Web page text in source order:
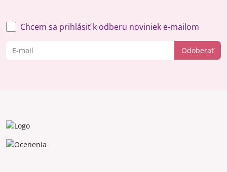
Odoberať
Chcem sa prihlásiť k odberu noviniek e-mailom